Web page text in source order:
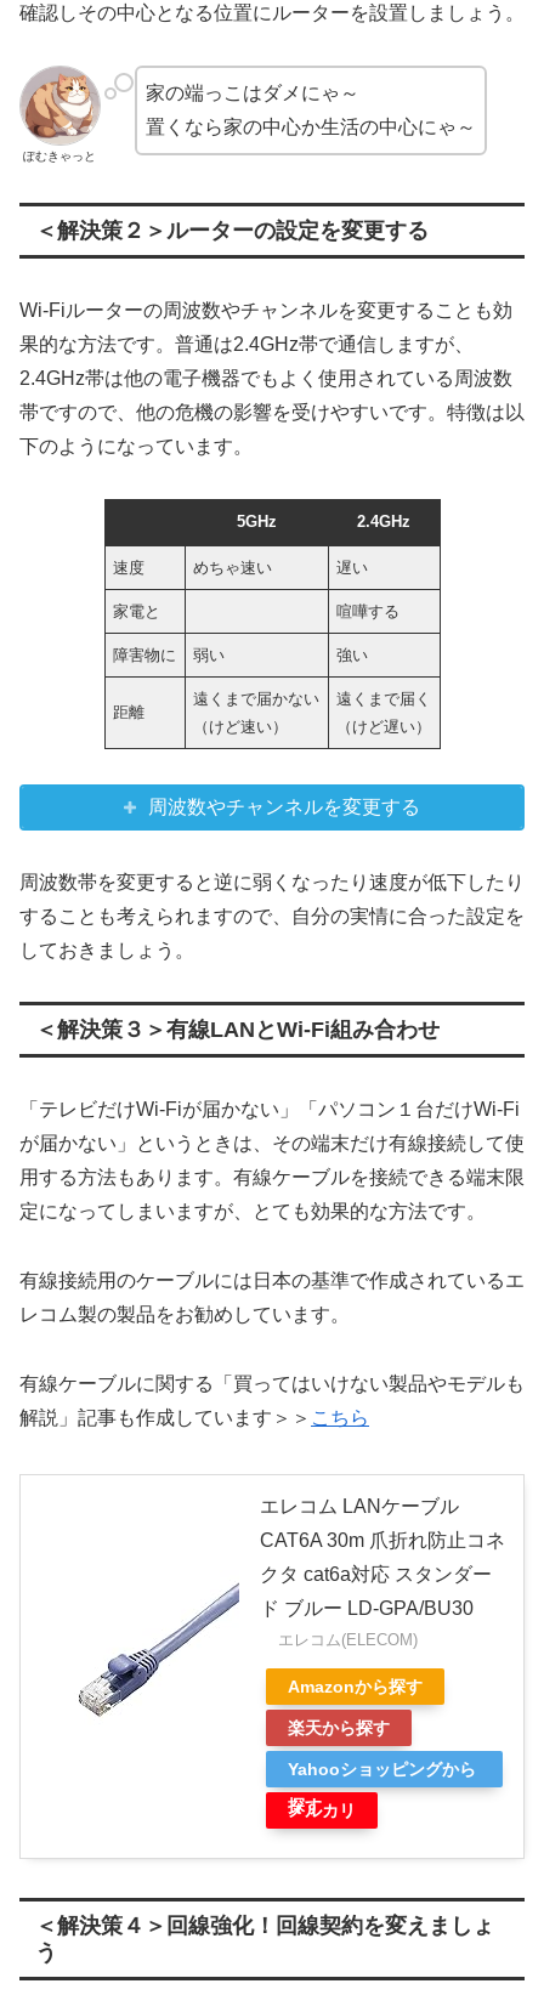
確認しその中心となる位置にルーターを設置しましょう。
ぽむきゃっと
家の端っこはダメにゃ～
置くなら家の中心か生活の中心にゃ～
＜解決策２＞ルーターの設定を変更する
Wi-Fiルーターの周波数やチャンネルを変更することも効
果的な方法です。普通は2.4GHz帯で通信しますが、
2.4GHz帯は他の電子機器でもよく使用されている周波数
帯ですので、他の危機の影響を受けやすいです。特徴は以
下のようになっています。
5GHz 2.4GHz
速度 めちゃ速い 遅い
家電と 喧嘩する
障害物に 弱い 強い
距離
遠くまで届かない
（けど速い）
遠くまで届く
（けど遅い）
周波数やチャンネルを変更する
周波数帯を変更すると逆に弱くなったり速度が低下したり
することも考えられますので、自分の実情に合った設定を
しておきましょう。
＜解決策３＞有線LANとWi-Fi組み合わせ
「テレビだけWi-Fiが届かない」「パソコン１台だけWi-Fi
が届かない」というときは、その端末だけ有線接続して使
用する方法もあります。有線ケーブルを接続できる端末限
定になってしまいますが、とても効果的な方法です。
有線接続用のケーブルには日本の基準で作成されているエ
レコム製の製品をお勧めしています。
有線ケーブルに関する「買ってはいけない製品やモデルも
解説」記事も作成しています＞＞ こちら
エレコム LANケーブル
CAT6A 30m 爪折れ防止コネ
クタ cat6a対応 スタンダー
ド ブルー LD-GPA/BU30
エレコム(ELECOM)
Amazonから探す
楽天から探す
Yahooショッピングから
探す
メルカリ
＜解決策４＞回線強化！回線契約を変えましょ
う